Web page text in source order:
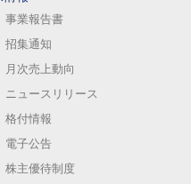
事業報告書
招集通知
月次売上動向
ニュースリリース
格付情報
電子公告
株主優待制度